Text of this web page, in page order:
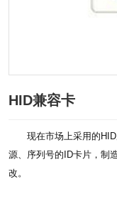
HID兼容卡
现在市场上采用的
源、序列号的ID卡片，制
改。